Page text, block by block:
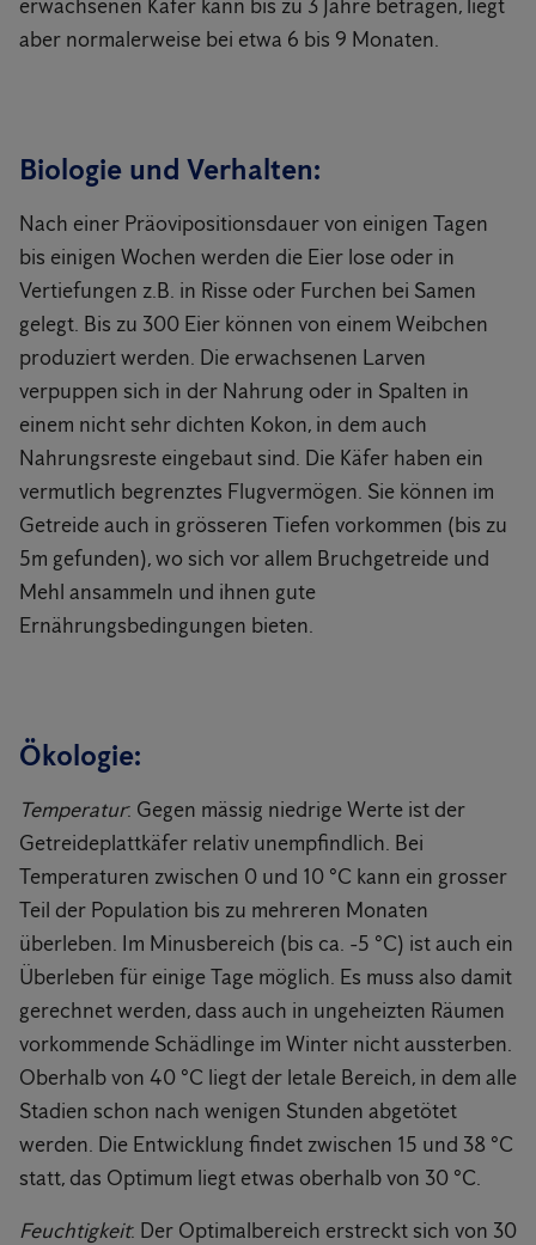
erwachsenen Käfer kann bis zu 3 Jahre betragen, liegt
aber normalerweise bei etwa 6 bis 9 Monaten.
Biologie und Verhalten:
Nach einer Präovipositionsdauer von einigen Tagen
bis einigen Wochen werden die Eier lose oder in
Vertiefungen z.B. in Risse oder Furchen bei Samen
gelegt. Bis zu 300 Eier können von einem Weibchen
produziert werden. Die erwachsenen Larven
verpuppen sich in der Nahrung oder in Spalten in
einem nicht sehr dichten Kokon, in dem auch
Nahrungsreste eingebaut sind. Die Käfer haben ein
vermutlich begrenztes Flugvermögen. Sie können im
Getreide auch in grösseren Tiefen vorkommen (bis zu
5m gefunden), wo sich vor allem Bruchgetreide und
Mehl ansammeln und ihnen gute
Ernährungsbedingungen bieten.
Ökologie:
Temperatur: Gegen mässig niedrige Werte ist der
Getreideplattkäfer relativ unempfindlich. Bei
Temperaturen zwischen 0 und 10 °C kann ein grosser
Teil der Population bis zu mehreren Monaten
überleben. Im Minusbereich (bis ca. -5 °C) ist auch ein
Überleben für einige Tage möglich. Es muss also damit
gerechnet werden, dass auch in ungeheizten Räumen
vorkommende Schädlinge im Winter nicht aussterben.
Oberhalb von 40 °C liegt der letale Bereich, in dem alle
Stadien schon nach wenigen Stunden abgetötet
werden. Die Entwicklung findet zwischen 15 und 38 °C
statt, das Optimum liegt etwas oberhalb von 30 °C.
Feuchtigkeit: Der Optimalbereich erstreckt sich von 30